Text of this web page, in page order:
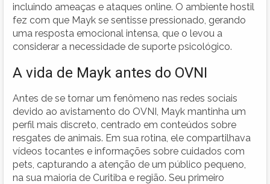
incluindo ameaças e ataques online. O ambiente hostil
fez com que Mayk se sentisse pressionado, gerando
uma resposta emocional intensa, que o levou a
considerar a necessidade de suporte psicológico.
A vida de Mayk antes do OVNI
Antes de se tornar um fenômeno nas redes sociais
devido ao avistamento do OVNI, Mayk mantinha um
perfil mais discreto, centrado em conteúdos sobre
resgates de animais. Em sua rotina, ele compartilhava
vídeos tocantes e informações sobre cuidados com
pets, capturando a atenção de um público pequeno,
na sua maioria de Curitiba e região. Seu primeiro